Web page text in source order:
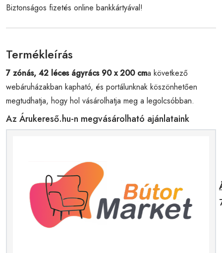
Biztonságos fizetés online bankkártyával!
Termékleírás
7 zónás, 42 léces ágyrács 90 x 200 cma következő
webáruházakban kapható, és portálunknak köszönhetően
megtudhatja, hogy hol vásárolhatja meg a legolcsóbban.
Az Árukereső.hu-n megvásárolható ajánlataink